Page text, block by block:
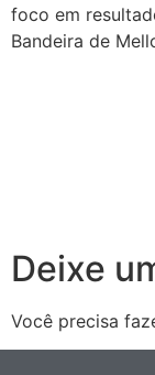
foco em
Bandeira de
Deixe
Você precisa